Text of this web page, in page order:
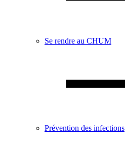
Se rendre au CHUM
Prévention des infections